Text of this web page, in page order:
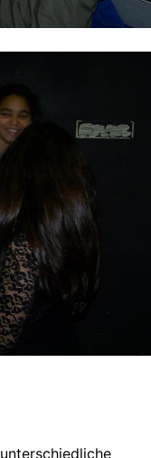
unterschiedliche